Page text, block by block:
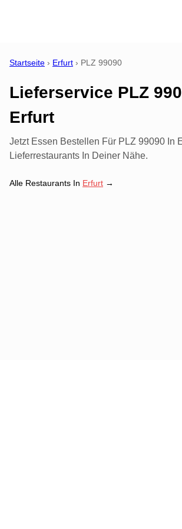
Startseite › Erfurt › PLZ 99090
Lieferservice PLZ
Erfurt
Jetzt Essen Bestellen Für PLZ 99090 In
Lieferrestaurants In Deiner Nähe.
Alle Restaurants In Erfurt →